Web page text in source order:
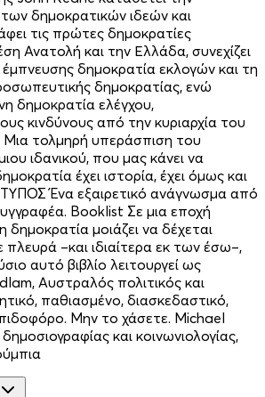
δημοκρατικών ιδεών και
τις πρώτες δημοκρατίες
Ανατολή και την Ελλάδα, συνεχίζει
δημοκρατία εκλογών και τη
δημοκρατίας, ενώ
δημοκρατία ελέγχου,
κινδύνους από την κυριαρχία του
τολμηρή υπεράσπιση του
ιδανικού, που μας κάνει να
έχει ιστορία, έχει όμως και
Ένα εξαιρετικό ανάγνωσμα από
Booklist Σε µια εποχή
µοιάζει να δέχεται
πλευρά –και ιδιαίτερα εκ των έσω–,
αυτό βιβλίο λειτουργεί ως
Αυστραλός πολιτικός και
παθιασµένο, διασκεδαστικό,
Μην το χάσετε. Michael
και κοινωνιολογίας,